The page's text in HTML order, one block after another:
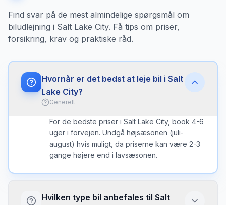
Find svar på de mest almindelige spørgsmål om
biludlejning i Salt Lake City. Få tips om priser,
forsikring, krav og praktiske råd.
Hvornår er det bedst at leje bil i Salt
Lake City?
Generelt
For de bedste priser i Salt Lake City, book 4-6
uger i forvejen. Undgå højsæsonen (juli-
august) hvis muligt, da priserne kan være 2-3
gange højere end i lavsæsonen.
Hvilken type bil anbefales til Salt